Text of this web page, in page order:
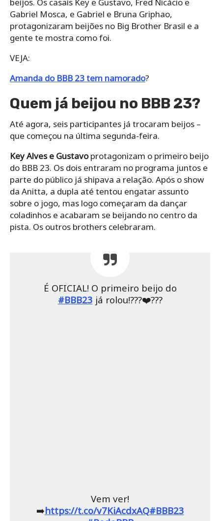
Gabriel Mosca, e Gabriel e Bruna Griphao,
protagonizaram beijões no Big Brother Brasil e a
gente te mostra como foi.
VEJA:
Amanda do BBB 23 tem namorado?
Quem já beijou no BBB 23?
Até agora, seis participantes já trocaram beijos –
que começou na última segunda-feira.
Key Alves e Gustavoprotagonizam o primeiro beijo
do BBB 23. Os dois entraram no programa juntos e
parte do público já shipava a relação. Após o show
da Anitta, a dupla até tentou engatar assunto
sobre o jogo, mas logo começaram da dançar
coladinhos e acabaram se beijando no centro da
pista. Os outros brothers celebraram.
É OFICIAL! O primeiro beijo do
#BBB23 já rolou!???‍❤️‍?‍??
Vem ver!
➡️https://t.co/v7KiAcdxAQ#BBB23